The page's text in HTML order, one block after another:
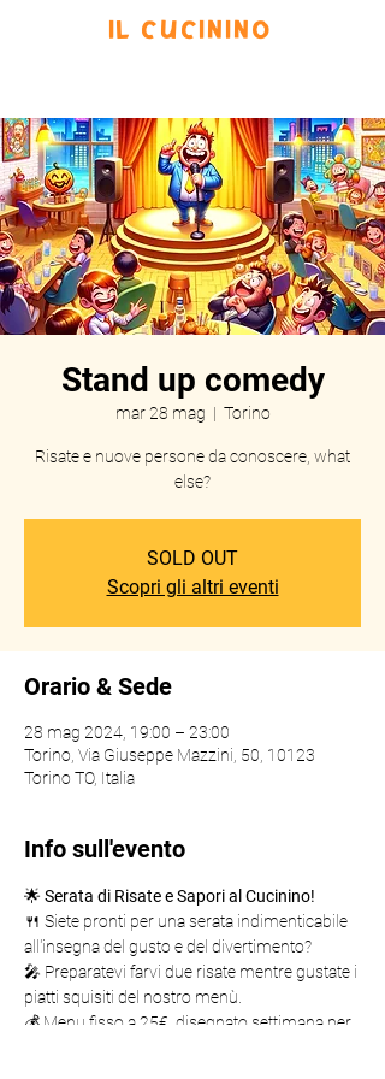
IL CUCININO
Stand up comedy
mar 28 mag
  |
Torino
Risate e nuove persone da conoscere, what
else?
SOLD OUT
Scopri gli altri eventi
Orario & Sede
28 mag 2024, 19:00 – 23:00
Torino, Via Giuseppe Mazzini, 50, 10123
Torino TO, Italia
Info sull'evento
🌟 Serata di Risate e Sapori al Cucinino!
🍴 Siete pronti per una serata indimenticabile
all'insegna del gusto e del divertimento?
🎤 Preparatevi farvi due risate mentre gustate i
piatti squisiti del nostro menù.
💰 Menu fisso a 25€, disegnato settimana per